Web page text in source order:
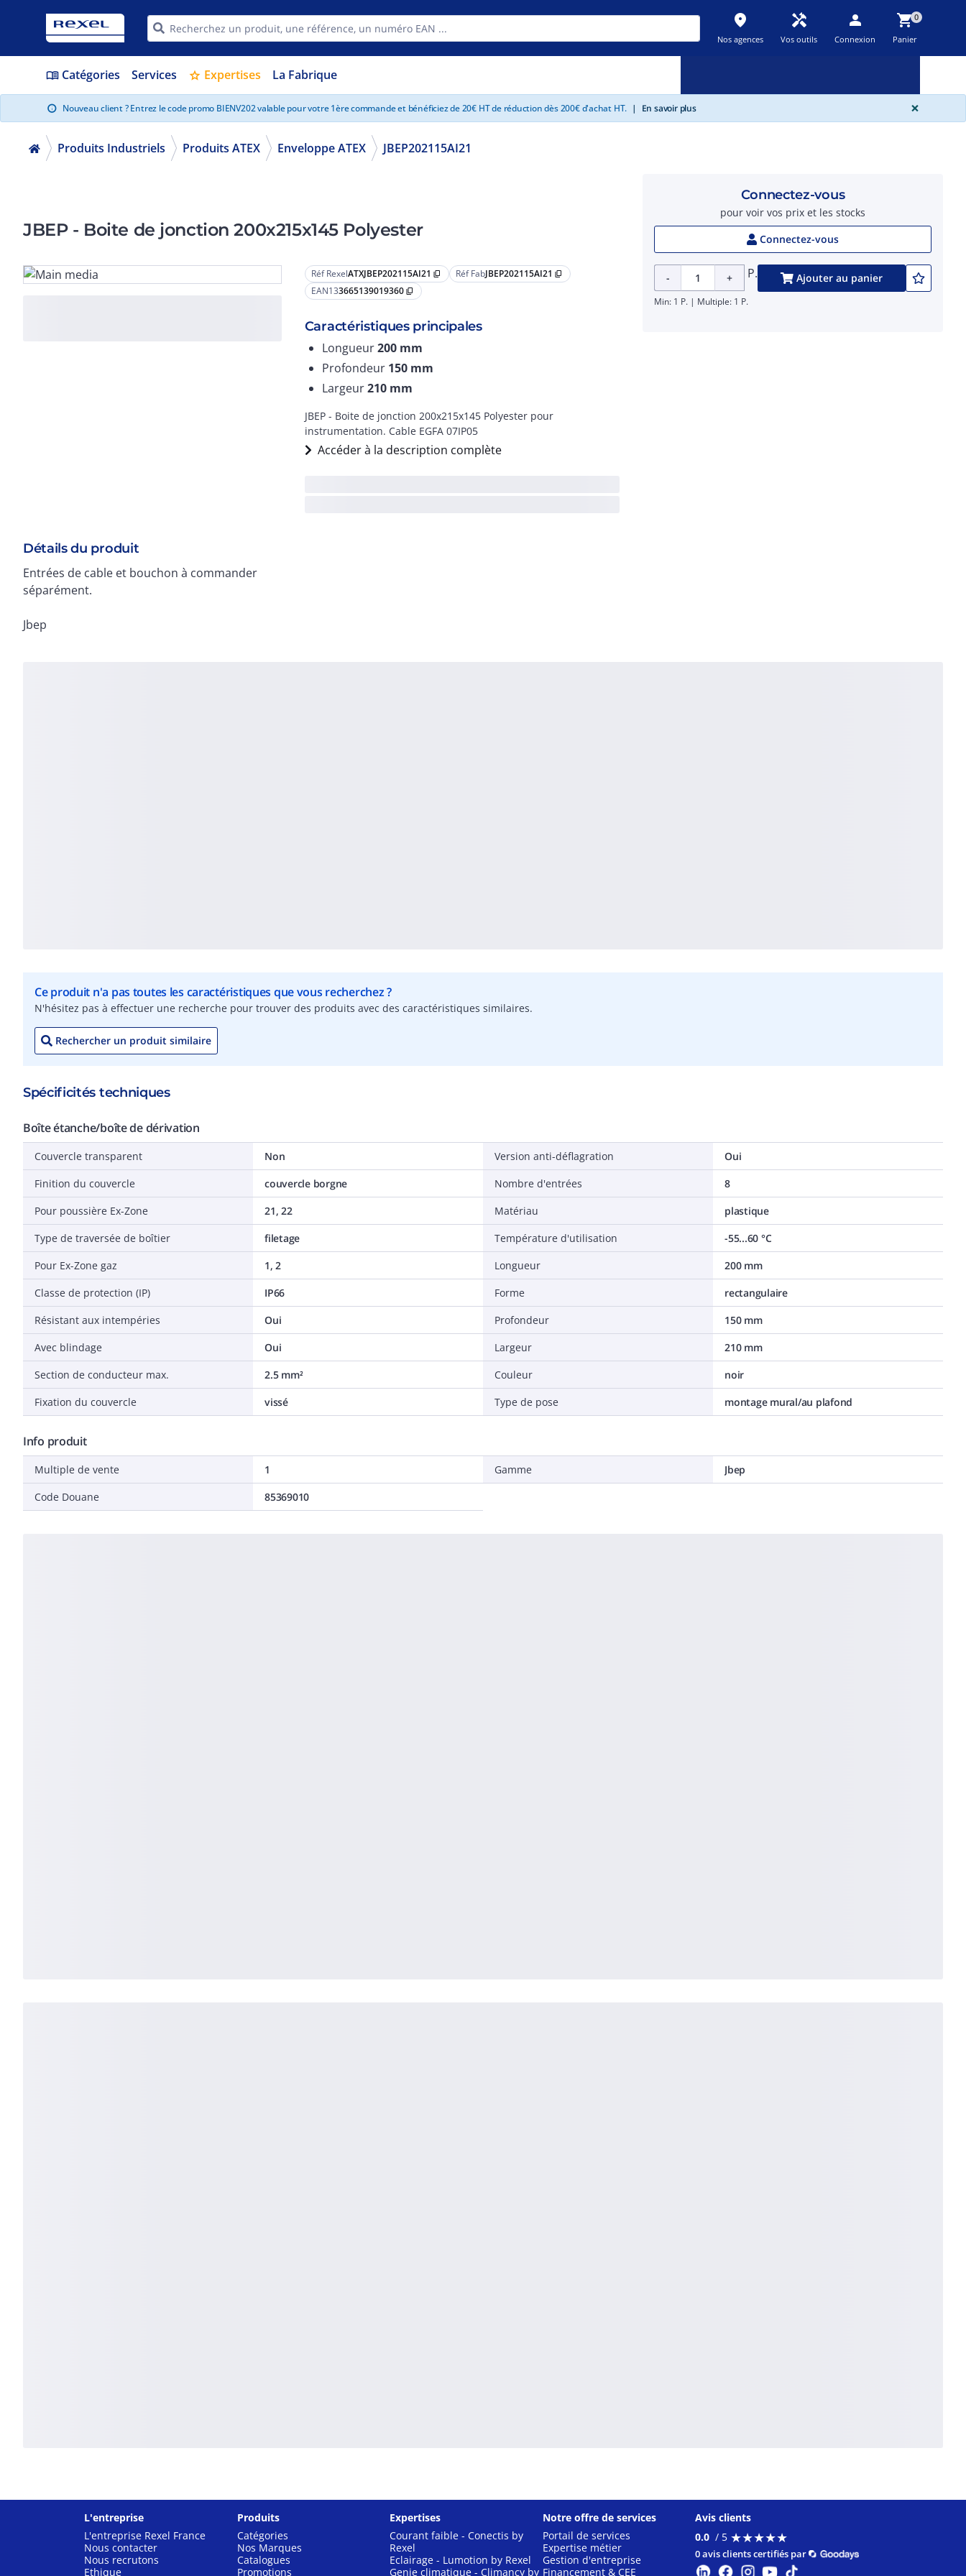
place
Nos agences
handyman
Vos outils
person
Connexion
shopping_cart0
Panier
menu_book Catégories Services star Expertises La Fabrique
info Nouveau client ? Entrez le code promo BIENV202 valable pour votre 1ère commande et bénéficiez de 20€ HT de réduction dès 200€ d'achat HT. | En savoir plus ×
Produits Industriels Produits ATEX Enveloppe ATEX JBEP202115AI21
JBEP - Boite de jonction 200x215x145 Polyester
Réf RexelATXJBEP202115AI21 content_copy Réf FabJBEP202115AI21 content_copy
EAN133665139019360 content_copy
Caractéristiques principales
Longueur200 mm
Profondeur 150 mm
Largeur210 mm
JBEP - Boite de jonction 200x215x145 Polyester pour
instrumentation. Cable EGFA 07IP05
Accéder à la description complète
Détails du produit
Entrées de cable et bouchon à commander
séparément.
Jbep
Connectez-vous
pour voir vos prix et les stocks
Connectez-vous
- + P. Ajouter au panier
Min: 1 P. | Multiple: 1 P.
Ce produit n'a pas toutes les caractéristiques que vous recherchez ?
N'hésitez pas à effectuer une recherche pour trouver des produits avec des caractéristiques similaires.
Rechercher un produit similaire
Spécificités techniques
Boîte étanche/boîte de dérivation
Couvercle transparent
Non
Finition du couvercle
couvercle borgne
Pour poussière Ex-Zone
21, 22
Type de traversée de boîtier
filetage
Pour Ex-Zone gaz
1, 2
Classe de protection (IP)
IP66
Résistant aux intempéries
Oui
Avec blindage
Oui
Section de conducteur max.
2.5 mm²
Fixation du couvercle
vissé
Version anti-déflagration
Oui
Nombre d'entrées
8
Matériau
plastique
Température d'utilisation
-55...60 °C
Longueur
200 mm
Forme
rectangulaire
Profondeur
150 mm
Largeur
210 mm
Couleur
noir
Type de pose
montage mural/au plafond
Info produit
Multiple de vente
1
Code Douane
85369010
Gamme Jbep
L'entreprise
L'entreprise Rexel France
Nous contacter
Nous recrutons
Ethique
Produits
Catégories
Nos Marques
Catalogues
Promotions
Expertises
Courant faible - Conectis by
Rexel
Eclairage - Lumotion by Rexel
Genie climatique - Climancy by
Notre offre de services
Portail de services
Expertise métier
Gestion d'entreprise
Financement & CEE
Avis clients
0.0 / 5 ★★★★★
★★★★★
0 avis clients certifiés par